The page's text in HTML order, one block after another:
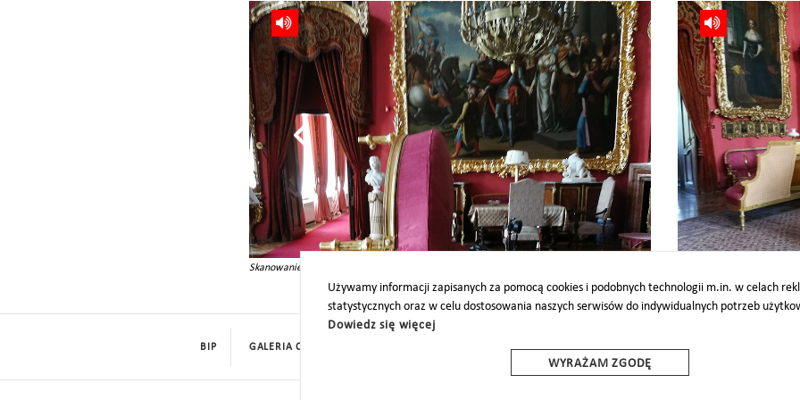
Skanowanie kanapy, tzw. konfidentki
Używamy informacji zapisanych za pomocą cookies i podobnych technologii m.in. w celach
statystycznych oraz w celu dostosowania naszych serwisów do indywidualnych potrzeb
Dowiedz się więcej
WYRAŻAM ZGODĘ
BIP GALERIA CYFROWA PROJEKTY UE DOTACJE